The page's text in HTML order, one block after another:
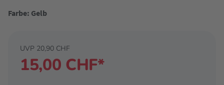
Farbe: Gelb
15,00 CHF*
UVP 20,90 CHF